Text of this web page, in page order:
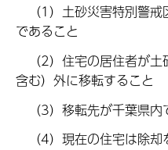
（1）土砂災害特別警戒
であること
（2）住宅の居住者が土
含む）外に移転すること
（3）移転先が千葉県内
（4）現在の住宅は除却